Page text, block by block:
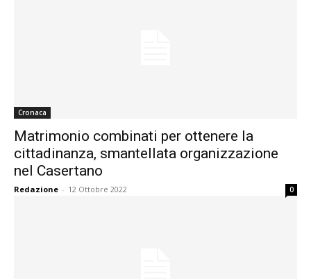
Cronaca
Matrimonio combinati per ottenere la
cittadinanza, smantellata organizzazione
nel Casertano
Redazione - 12 Ottobre 2022 0